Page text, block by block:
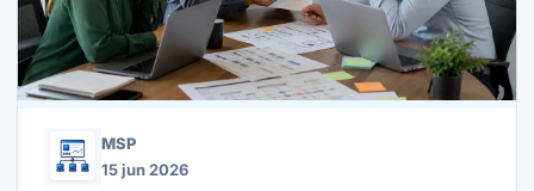
MSP
15 jun 2026